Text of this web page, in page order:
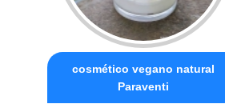
cosmético vegano natural
Paraventi